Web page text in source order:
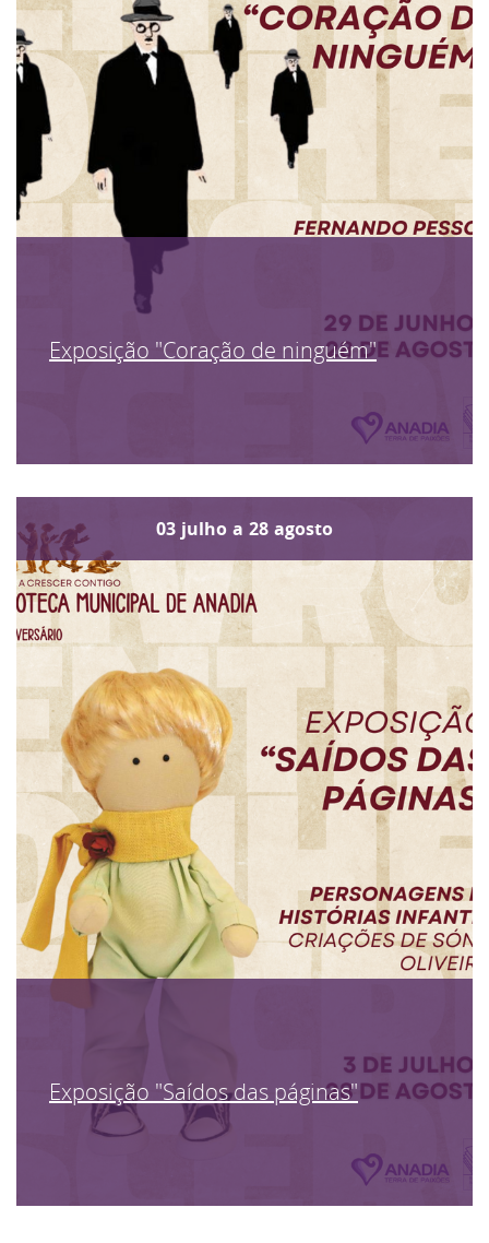
Exposição "Coração de ninguém"
03 julho a 28 agosto
Exposição "Saídos das páginas"